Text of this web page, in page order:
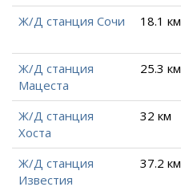
Ж/Д станция Сочи 18.1 км
Ж/Д станция
Мацеста
25.3 км
Ж/Д станция
Хоста
32 км
Ж/Д станция
Известия
37.2 км